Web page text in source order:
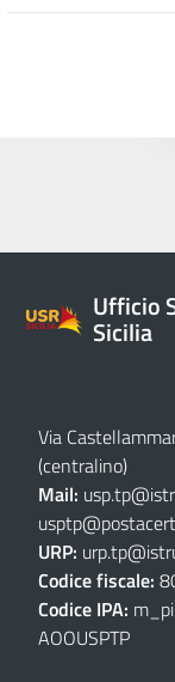
Ufficio
Sicilia
Via
(centralino)
Mail:
URP:
Codice fiscale:
Codice IPA:
AOOUSPTP